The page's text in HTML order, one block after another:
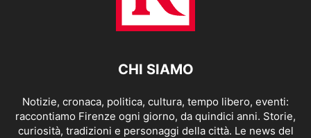
CHI SIAMO
Notizie, cronaca, politica, cultura, tempo libero, eventi:
raccontiamo Firenze ogni giorno, da quindici anni. Storie,
curiosità, tradizioni e personaggi della città. Le news del